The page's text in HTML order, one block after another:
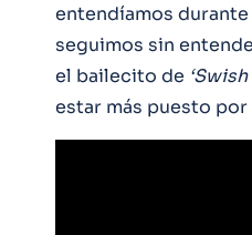
entendíamos durante
seguimos sin
el bailecito de
estar más puesto